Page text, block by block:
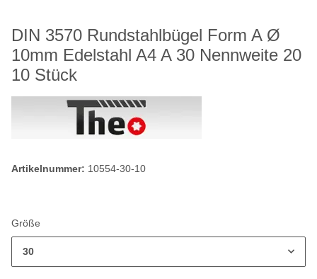
DIN 3570 Rundstahlbügel Form A Ø
10mm Edelstahl A4 A 30 Nennweite 20
10 Stück
Artikelnummer: 10554-30-10
Größe
30